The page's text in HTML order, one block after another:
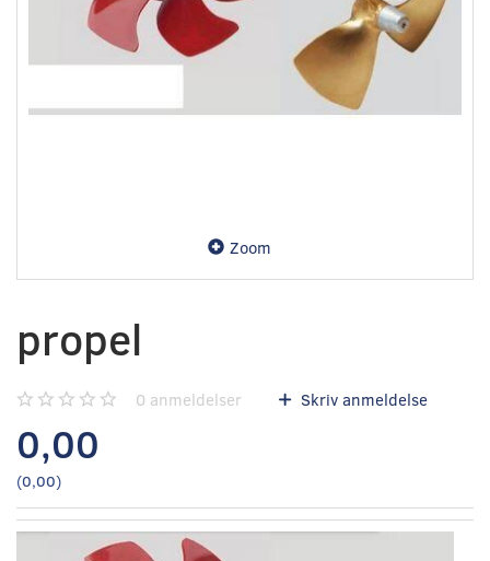
Zoom
propel
0 anmeldelser Skriv anmeldelse
0,00
(0,00)